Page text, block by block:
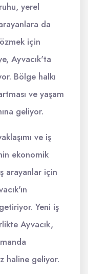
yerel
da
için
Ayvacık'ta
Bölge halkı
ve yaşam
geliyor.
ve iş
ekonomik
arayanlar için
Yeni iş
Ayvacık,
haline geliyor.